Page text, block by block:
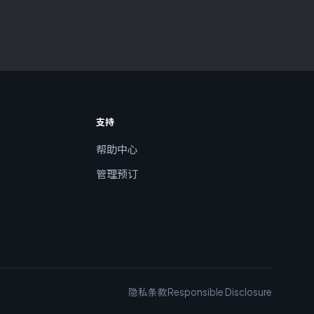
支持
帮助中心
管理预订
隐私条款Responsible Disclosure